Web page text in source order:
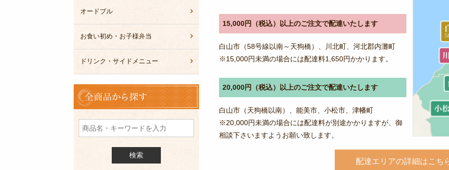
15,000円（税込）以上のご注文で配達いたします
白山市（58号線以南～天狗橋）、川北町、河北郡内灘町
※15,000円未満の場合には配達料1,650円かかります。
20,000円（税込）以上のご注文で配達いたします
白山市（天狗橋以南）、能美市、小松市、津幡町
※20,000円未満の場合には配達料が別途かかりますが、御
相談下さいますようお願い致します。
配達エリアの詳細はこち
オードブル
お食い初め・お子様弁当
ドリンク・サイドメニュー
全
商
品
を